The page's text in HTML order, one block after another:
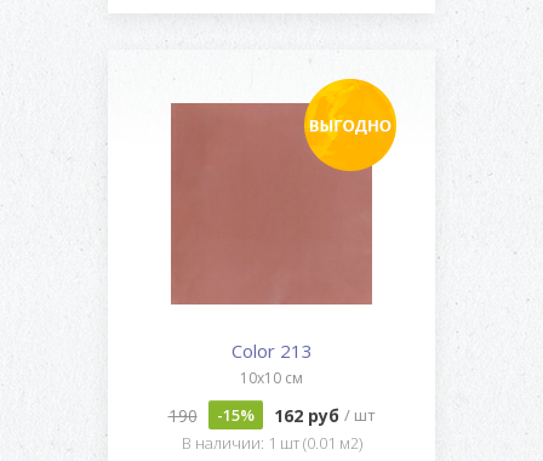
Color 213
10x10 см
190 -15% 162 руб / шт
В наличии: 1 шт (0.01 м2)